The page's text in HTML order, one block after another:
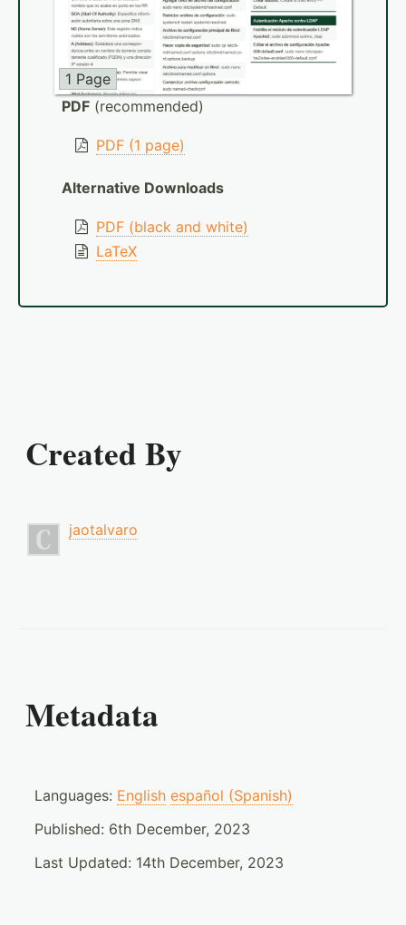
1 Page
PDF (recommended)
PDF (1 page)
Alternative Downloads
PDF (black and white)
LaTeX
Created By
jaotalvaro
Metadata
Languages: English español (Spanish)
Published: 6th December, 2023
Last Updated: 14th December, 2023